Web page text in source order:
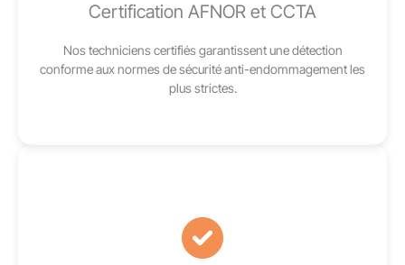
Certification AFNOR et CCTA
Nos techniciens certifiés garantissent une détection
conforme aux normes de sécurité anti-endommagement les
plus strictes.